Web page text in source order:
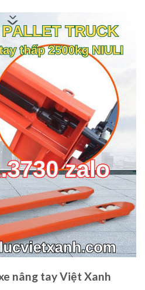
nâng tay Việt Xanh